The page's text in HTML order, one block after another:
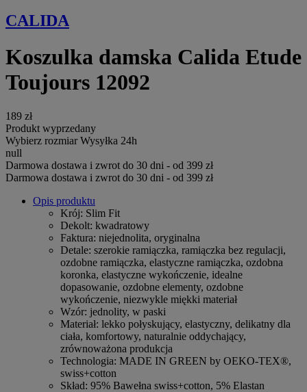
CALIDA
Koszulka damska Calida Etude
Toujours 12092
189 zł
Produkt wyprzedany
Wybierz rozmiar Wysyłka 24h
null
Darmowa dostawa i zwrot do 30 dni - od 399 zł
Darmowa dostawa i zwrot do 30 dni - od 399 zł
Opis produktu
Krój: Slim Fit
Dekolt: kwadratowy
Faktura: niejednolita, oryginalna
Detale: szerokie ramiączka, ramiączka bez regulacji,
ozdobne ramiączka, elastyczne ramiączka, ozdobna
koronka, elastyczne wykończenie, idealne
dopasowanie, ozdobne elementy, ozdobne
wykończenie, niezwykle miękki materiał
Wzór: jednolity, w paski
Materiał: lekko połyskujący, elastyczny, delikatny dla
ciała, komfortowy, naturalnie oddychający,
zrównoważona produkcja
Technologia: MADE IN GREEN by OEKO-TEX®,
swiss+cotton
Skład: 95% Bawełna swiss+cotton, 5% Elastan